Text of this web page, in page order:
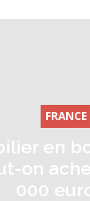
FRANCE
en
on
000